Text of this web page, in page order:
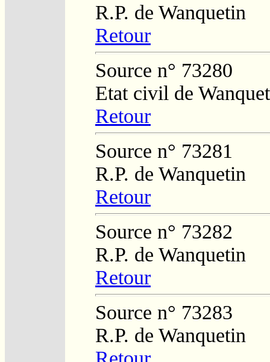
R.P. de Wanquetin
Retour
Source n° 73280
Etat civil de
Retour
Source n° 73281
R.P. de Wanquetin
Retour
Source n° 73282
R.P. de Wanquetin
Retour
Source n° 73283
R.P. de Wanquetin